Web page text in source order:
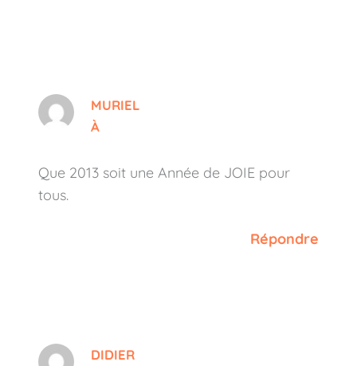
MURIEL
À
Que 2013 soit une Année de JOIE pour
tous.
Répondre
DIDIER